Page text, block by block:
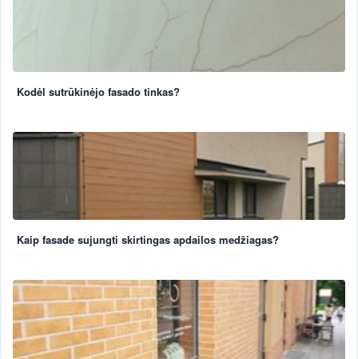
Kodėl sutrūkinėjo fasado tinkas?
Kaip fasade sujungti skirtingas apdailos medžiagas?